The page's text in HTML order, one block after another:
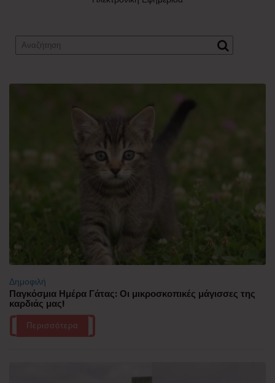
Δημοφιλή
Παγκόσμια Ημέρα Γάτας: Οι μικροσκοπικές μάγισσες της
καρδιάς μας!
Περισσότερα